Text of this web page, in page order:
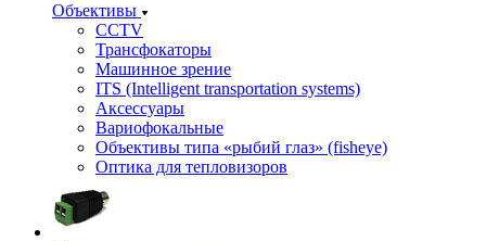
Объективы
CCTV
Трансфокаторы
Машинное зрение
ITS (Intelligent transportation systems)
Аксессуары
Вариофокальные
Объективы типа «рыбий глаз» (fisheye)
Оптика для тепловизоров